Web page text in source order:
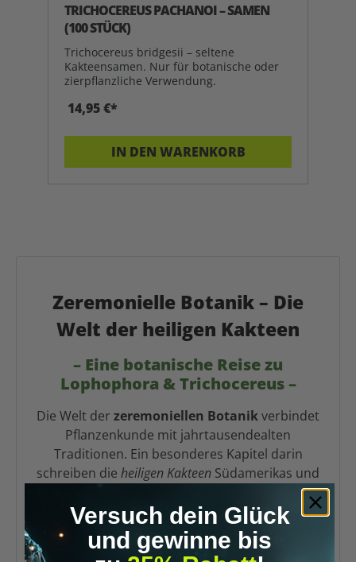
TRICHOCEREUS PACHANOI – SAMEN
(100 STÜCK)
Trichocereus bridgesii – seltene
Kakteensamen. Nur für botanische oder
zierpflanzliche Verwendung.
14,95 €*
IN DEN WARENKORB
Zeremonielle Botanik – Die
Welt der heiligen Kakteen
– Eine botanische Reise zu
Lophophora & Trichocereus –
Die Welt der zeremoniellen Botanikverbindet
Pflanzenkunde mit jahrtausendealten
Traditionen. Ein besonderes Kapitel darin
schreiben die heiligen Kakteen Südamerikas und
Trichocereus
bridgesii,Trichocereus peruvianusund
Trichocereus pachanoi
Versuch dein Glück
und gewinne bis